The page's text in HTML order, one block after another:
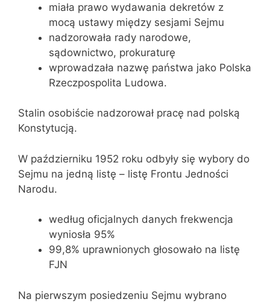
miała prawo wydawania dekretów z
mocą ustawy między sesjami Sejmu
nadzorowała rady narodowe,
sądownictwo, prokuraturę
wprowadzała nazwę państwa jako Polska
Rzeczpospolita Ludowa.
Stalin osobiście nadzorował pracę nad polską
Konstytucją.
W październiku 1952 roku odbyły się wybory do
Sejmu na jedną listę – listę Frontu Jedności
Narodu.
według oficjalnych danych frekwencja
wyniosła 95%
99,8% uprawnionych głosowało na listę
FJN
Na pierwszym posiedzeniu Sejmu wybrano